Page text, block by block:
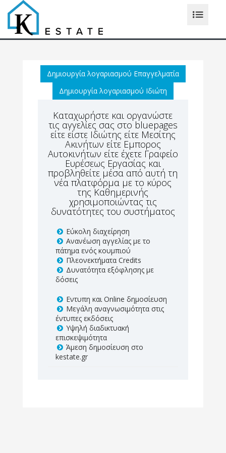
Δημιουργία λογαριασμού Επαγγελματία
Δημιουργία λογαριασμού Ιδιώτη
Καταχωρήστε και οργανώστε
τις αγγελίες σας στο bluepages
είτε είστε Ιδιώτης είτε Μεσίτης
Ακινήτων είτε Εμπορος
Αυτοκινήτων είτε έχετε Γραφείο
Ευρέσεως Εργασίας και
προβληθείτε μέσα από αυτή τη
νέα πλατφόρμα με το κύρος
της Καθημερινής
χρησιμοποιώντας τις
δυνατότητες του συστήματος
Εύκολη διαχείρηση
Ανανέωση αγγελίας με το
πάτημα ενός κουμπιού
Πλεονεκτήματα Credits
Δυνατότητα εξόφλησης με
δόσεις
Εντυπη και Online δημοσίευση
Μεγάλη αναγνωσιμότητα στις
έντυπες εκδόσεις
Υψηλή διαδικτυακή
επισκεψιμότητα
Άμεση δημοσίευση στο
kestate.gr